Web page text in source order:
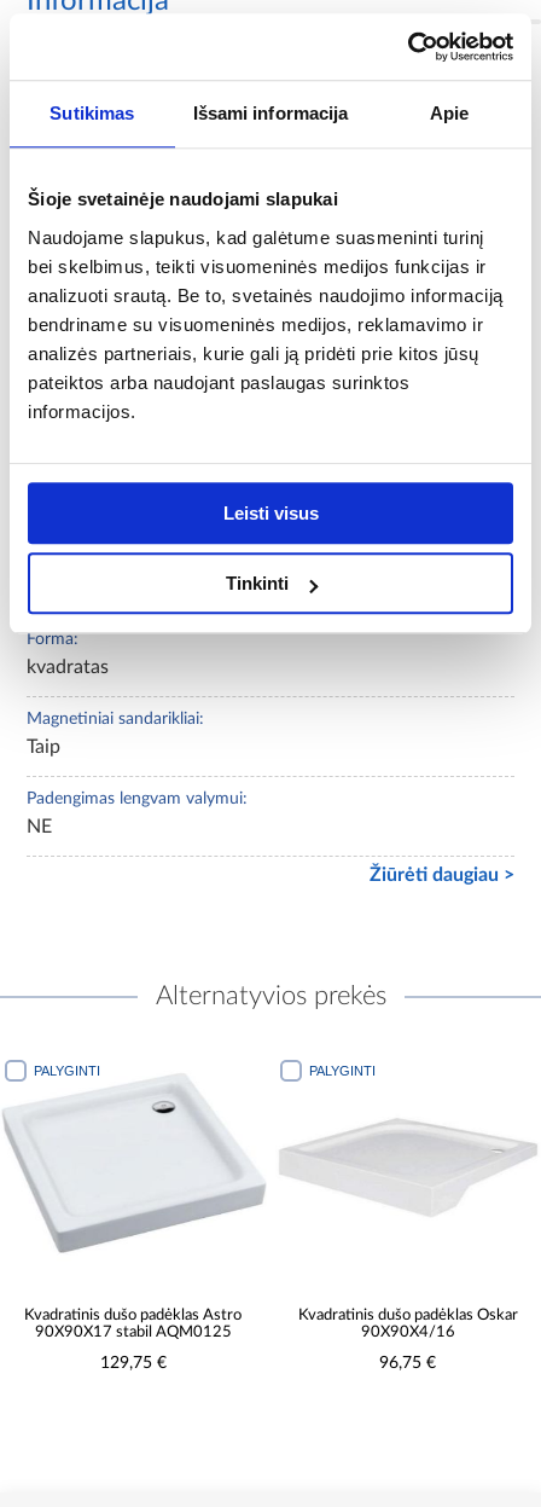
Sutikimas Išsami informacija Apie
Šioje svetainėje naudojami slapukai
Naudojame slapukus, kad galėtume suasmeninti turinį
bei skelbimus, teikti visuomeninės medijos funkcijas ir
analizuoti srautą. Be to, svetainės naudojimo informaciją
bendriname su visuomeninės medijos, reklamavimo ir
analizės partneriais, kurie gali ją pridėti prie kitos jūsų
pateiktos arba naudojant paslaugas surinktos
informacijos.
Leisti visus
Tinkinti
Spalva:
chrom/veidrodinė
Taip
Reguliuojamo aukščio viršutiniai ritinėliai:
Taip
Stiklo storis (mm):
5
Profilio spalva:
Stiklo spalva:
Forma:
kvadratas
Magnetiniai sandarikliai:
Taip
Padengimas lengvam valymui:
NE
Žiūrėti daugiau >
Alternatyvios prekės
PALYGINTI
Kvadratinis dušo padėklas Astro
90X90X17 stabil AQM0125
129,75 €
PALYGINTI
Kvadratinis dušo padėklas Oskar
90X90X4/16
96,75 €